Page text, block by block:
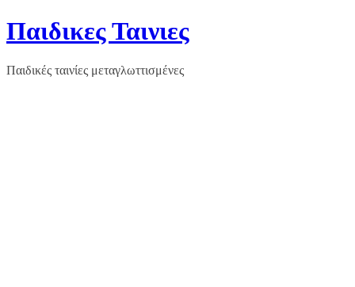
Μετάβαση
σε
Παιδικες Ταινιες
Παιδικές ταινίες μεταγλωττισμένες